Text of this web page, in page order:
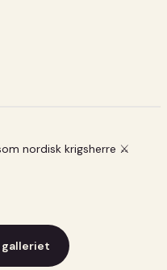
nordisk krigsherre ⚔️
galleriet